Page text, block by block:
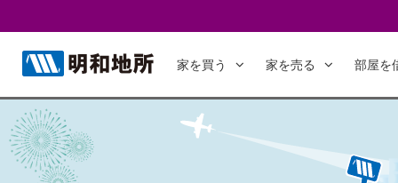
家を買う 家を売る 部屋を